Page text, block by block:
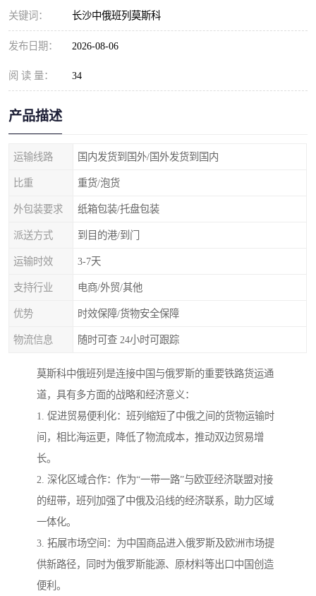
关键词： 长沙中俄班列莫斯科
发布日期： 2026-08-06
阅 读 量： 34
产品描述
运输线路 国内发货到国外/国外发货到国内
比重 重货/泡货
外包装要求 纸箱包装/托盘包装
派送方式 到目的港/到门
运输时效 3-7天
支持行业 电商/外贸/其他
优势 时效保障/货物安全保障
物流信息 随时可查 24小时可跟踪
莫斯科中俄班列是连接中国与俄罗斯的重要铁路货运通
道，具有多方面的战略和经济意义：
1. 促进贸易便利化：班列缩短了中俄之间的货物运输时
间，相比海运更，降低了物流成本，推动双边贸易增
长。
2. 深化区域合作：作为“一带一路”与欧亚经济联盟对接
的纽带，班列加强了中俄及沿线的经济联系，助力区域
一体化。
3. 拓展市场空间：为中国商品进入俄罗斯及欧洲市场提
供新路径，同时为俄罗斯能源、原材料等出口中国创造
便利。